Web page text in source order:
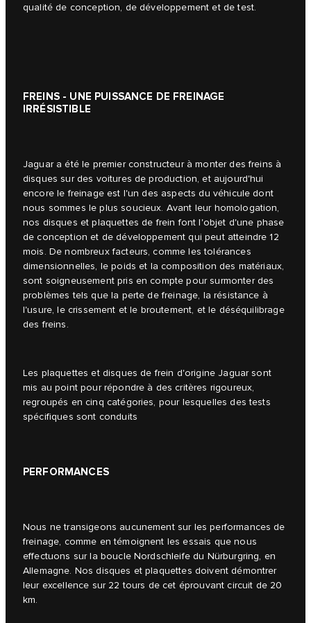
qualité de conception, de développement et de test.
FREINS - UNE PUISSANCE DE FREINAGE
IRRÉSISTIBLE
Jaguar a été le premier constructeur à monter des freins à
disques sur des voitures de production, et aujourd'hui
encore le freinage est l'un des aspects du véhicule dont
nous sommes le plus soucieux. Avant leur homologation,
nos disques et plaquettes de frein font l'objet d'une phase
de conception et de développement qui peut atteindre 12
mois. De nombreux facteurs, comme les tolérances
dimensionnelles, le poids et la composition des matériaux,
sont soigneusement pris en compte pour surmonter des
problèmes tels que la perte de freinage, la résistance à
l'usure, le crissement et le broutement, et le déséquilibrage
des freins.
Les plaquettes et disques de frein d'origine Jaguar sont
mis au point pour répondre à des critères rigoureux,
regroupés en cinq catégories, pour lesquelles des tests
spécifiques sont conduits
PERFORMANCES
Nous ne transigeons aucunement sur les performances de
freinage, comme en témoignent les essais que nous
effectuons sur la boucle Nordschleife du Nürburgring, en
Allemagne. Nos disques et plaquettes doivent démontrer
leur excellence sur 22 tours de cet éprouvant circuit de 20
km.